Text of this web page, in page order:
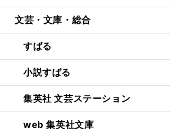
文芸・文庫・総合
すばる
小説すばる
集英社 文芸ステーション
web 集英社文庫